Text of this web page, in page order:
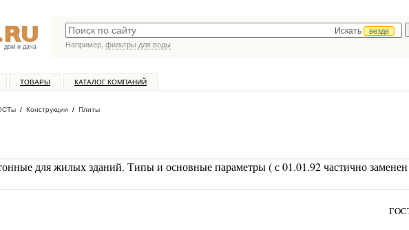
дом и дача
Искать
везде
Например, фильтры для воды
ТОВАРЫ КАТАЛОГ КОМПАНИЙ
/ Конструкции / Плиты
для жилых зданий. Типы и основные параметры ( с 01.01.92 частично